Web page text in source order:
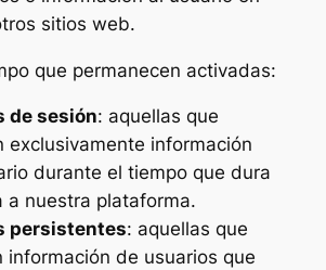
sitios web.
que permanecen activadas:
de sesión: aquellas que
exclusivamente información
durante el tiempo que dura
a nuestra plataforma.
persistentes: aquellas que
información de usuarios que